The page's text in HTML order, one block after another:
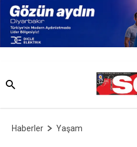
Haberler Yaşam